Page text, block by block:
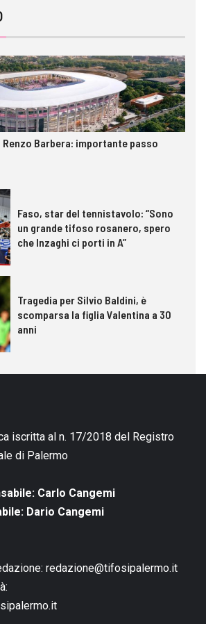
Barbera: importante passo
Faso, star del tennistavolo: “Sono
un grande tifoso rosanero, spero
che Inzaghi ci porti in A”
Tragedia per Silvio Baldini, è
scomparsa la figlia Valentina a 30
anni
iscritta al n. 17/2018 del Registro
di Palermo
Carlo Cangemi
Dario Cangemi
redazione@tifosipalermo.it